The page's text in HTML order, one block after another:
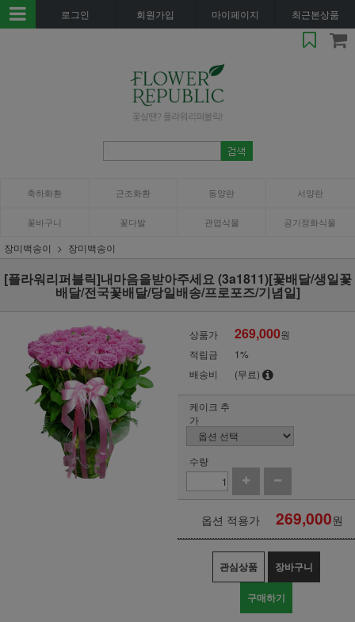
로그인 회원가입 마이페이지 최근본상품
축하화환 근조화환 동양란 서양란
꽃바구니 꽃다발 관엽식물 공기정화식물
장미백송이 장미백송이
[플라워리퍼블릭]내마음을받아주세요 (3a1811)[꽃배달/생일꽃
배달/전국꽃배달/당일배송/프로포즈/기념일]
상품가 269,000원
적립금
1%
배송비
(무료)
케이크 추
가
수량
옵션 적용가 269,000원
관심상품 장바구니
구매하기